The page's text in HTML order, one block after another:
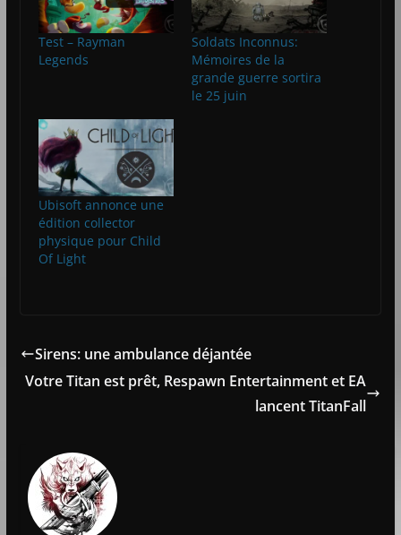
Test – Rayman
Legends
Soldats Inconnus:
Mémoires de la
grande guerre sortira
le 25 juin
Ubisoft annonce une
édition collector
physique pour Child
Of Light
Sirens: une ambulance déjantée
Votre Titan est prêt, Respawn Entertainment et EA
lancent TitanFall